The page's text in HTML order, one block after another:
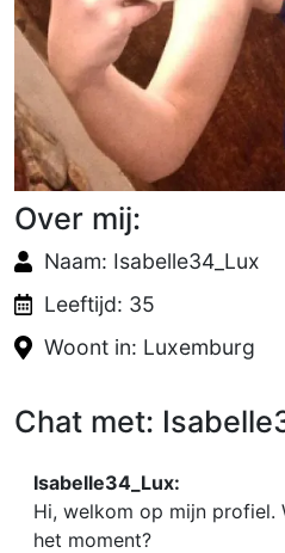
Over mij:
Naam: Isabelle34_Lux
Leeftijd: 35
Woont in: Luxemburg
Chat met:
Isabelle34_Lux:
Hi, welkom op mijn profiel.
het moment?